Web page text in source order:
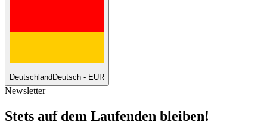
Deutschland Deutsch - EUR
Newsletter
Stets auf dem Laufenden bleiben!